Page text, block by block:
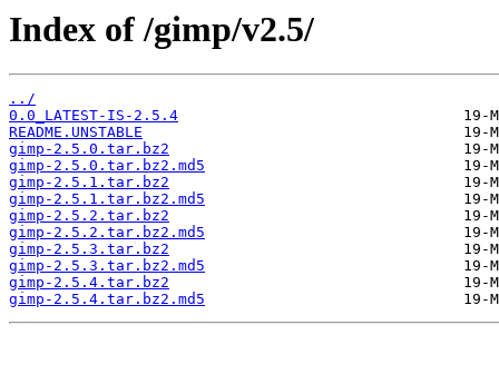
Index of /gimp/v2.5/
../
0.0_LATEST-IS-2.5.4
README.UNSTABLE
gimp-2.5.0.tar.bz2
gimp-2.5.0.tar.bz2.md5
gimp-2.5.1.tar.bz2
gimp-2.5.1.tar.bz2.md5
gimp-2.5.2.tar.bz2
gimp-2.5.2.tar.bz2.md5
gimp-2.5.3.tar.bz2
gimp-2.5.3.tar.bz2.md5
gimp-2.5.4.tar.bz2
gimp-2.5.4.tar.bz2.md5